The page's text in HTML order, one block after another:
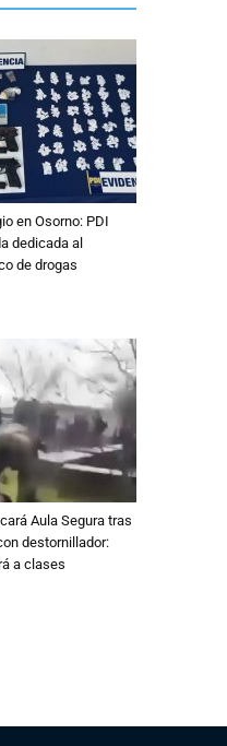
en Osorno: PDI
dedicada al
de drogas
Aula Segura tras
destornillador:
a clases